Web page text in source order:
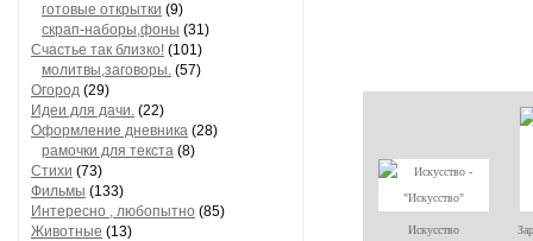
готовые открытки (9)
скрап-наборы,фоны (31)
Счастье так близко! (101)
молитвы,заговоры. (57)
Огород (29)
Идеи для дачи. (22)
Оформление дневника (28)
рамочки для текста (8)
Стихи (73)
Фильмы (133)
Интересно , любопытно (85)
Животные (13)
Искусство